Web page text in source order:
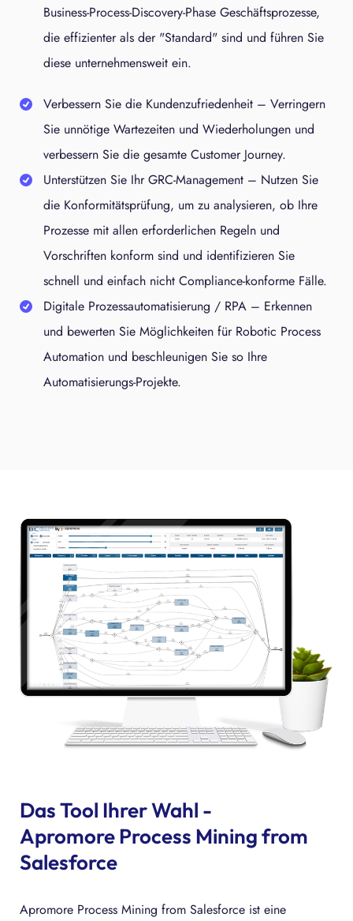
Business-Process-Discovery-Phase Geschäftsprozesse,
die effizienter als der "Standard" sind und führen Sie
diese unternehmensweit ein.
Verbessern Sie die Kundenzufriedenheit – Verringern
Sie unnötige Wartezeiten und Wiederholungen und
verbessern Sie die gesamte Customer Journey.
Unterstützen Sie Ihr GRC-Management – Nutzen Sie
die Konformitätsprüfung, um zu analysieren, ob Ihre
Prozesse mit allen erforderlichen Regeln und
Vorschriften konform sind und identifizieren Sie
schnell und einfach nicht Compliance-konforme Fälle.
Digitale Prozessautomatisierung / RPA – Erkennen
und bewerten Sie Möglichkeiten für Robotic Process
Automation und beschleunigen Sie so Ihre
Automatisierungs-Projekte.
Das Tool Ihrer Wahl -
Apromore Process Mining from
Salesforce
Apromore Process Mining from Salesforce ist eine